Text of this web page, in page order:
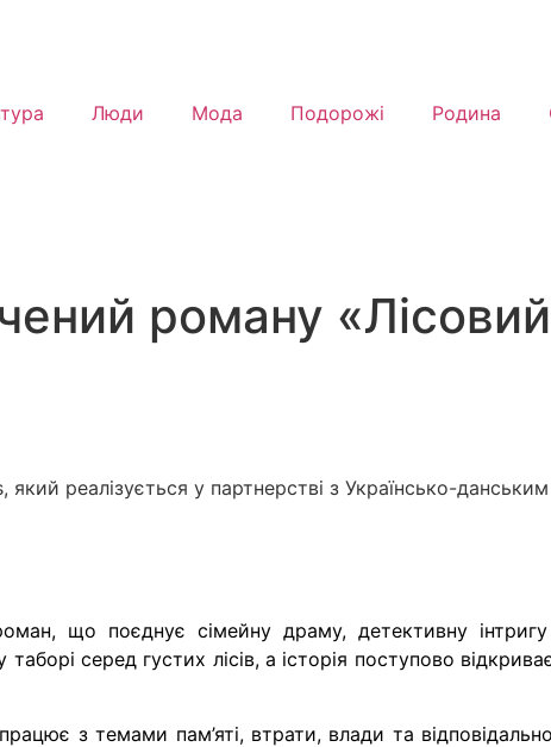
Люди Мода Подорожі Родина
роману
який реалізується у партнерстві з Українсько-
що поєднує сімейну драму, детективну
серед густих лісів, а історія поступово
з темами пам’яті, втрати, влади та